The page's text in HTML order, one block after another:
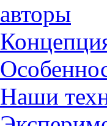
авторы
Наши